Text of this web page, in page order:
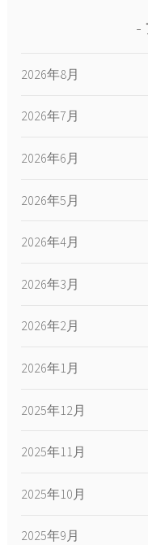
2026年8月
2026年7月
2026年6月
2026年5月
2026年4月
2026年3月
2026年2月
2026年1月
2025年12月
2025年11月
2025年10月
2025年9月